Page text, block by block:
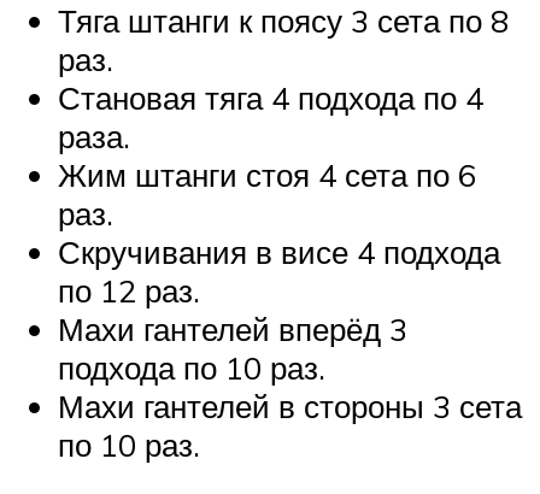
Тяга штанги к поясу 3 сета по 8
раз.
Становая тяга 4 подхода по 4
раза.
Жим штанги стоя 4 сета по 6
раз.
Скручивания в висе 4 подхода
по 12 раз.
Махи гантелей вперёд 3
подхода по 10 раз.
Махи гантелей в стороны 3 сета
по 10 раз.